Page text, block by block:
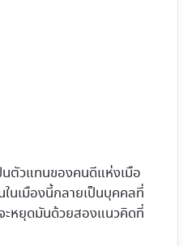
ตัวแทนของคนดีแห่งเมือ
นเมืองนี้กลายเป็นบุคคลที่
ะหยุดมันด้วยสองแนวคิดที่